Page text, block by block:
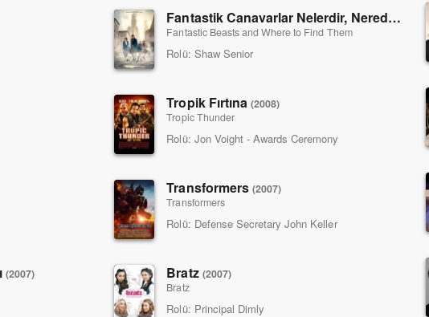
Fantastik Canavarlar Nelerdir, Nerede Bulunurlar?
Fantastic Beasts and Where to Find Them
Rolü: Shaw Senior
Tropik Fırtına (2008)
Tropic Thunder
Rolü: Jon Voight - Awards Ceremony
Transformers (2007)
Transformers
Rolü: Defense Secretary John Keller
(2007)
Bratz (2007)
Bratz
Rolü: Principal Dimly